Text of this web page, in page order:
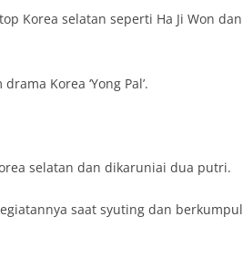
Korea selatan seperti Ha Ji Won dan
Korea ‘Yong Pal’.
selatan dan dikaruniai dua putri.
saat syuting dan berkumpul